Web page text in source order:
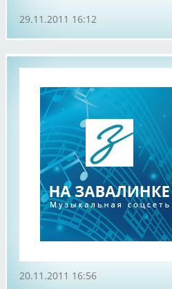
29.11.2011 16:12
20.11.2011 16:56